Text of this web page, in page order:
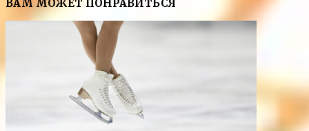
ВАМ МОЖЕТ ПОНРАВИТЬСЯ